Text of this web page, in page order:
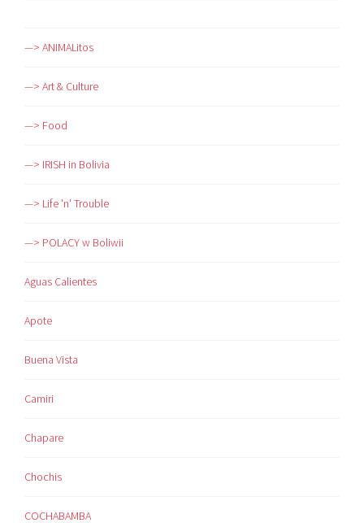
—> ANIMALitos
—> Art & Culture
—> Food
—> IRISH in Bolivia
—> Life 'n' Trouble
—> POLACY w Boliwii
Aguas Calientes
Apote
Buena Vista
Camiri
Chapare
Chochis
COCHABAMBA